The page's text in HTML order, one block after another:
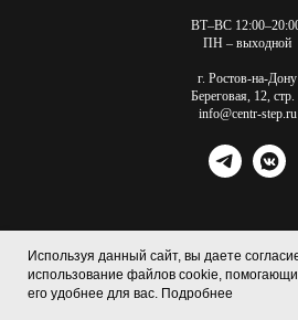
ВТ–ВС
ПН – выходной
г. Ростов-на-Дону
Береговая, 12, стр.
info@centr-step.ru
Используя данный сайт, вы даете
использование файлов cookie,
его удобнее для вас. Подробнее
Made on